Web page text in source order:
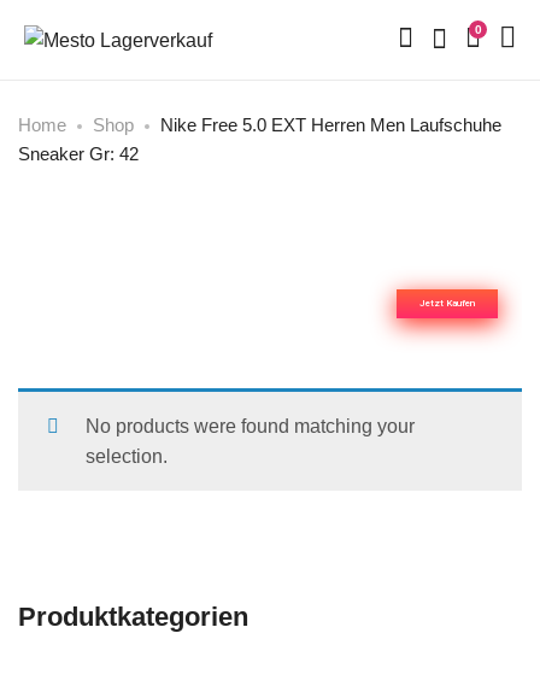
0
Home Shop
Nike Free 5.0 EXT Herren Men Laufschuhe
Sneaker Gr: 42
Jetzt Kaufen
No products were found matching your
selection.
Produktkategorien